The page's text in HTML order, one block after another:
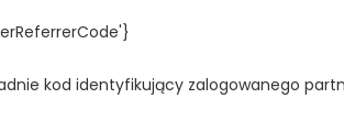
kod identyfikujący zalogowanego